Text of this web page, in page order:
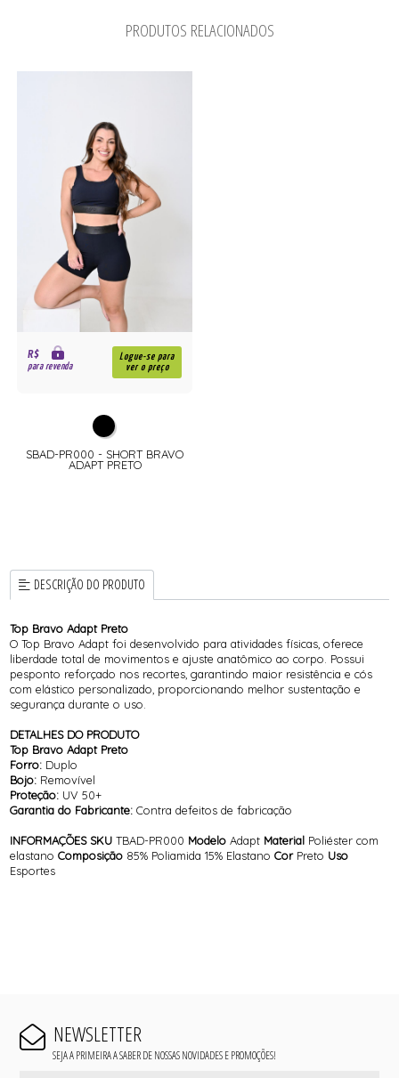
PRODUTOS RELACIONADOS
R$
para revenda
Logue-se para
ver o preço
SBAD-PR000 - SHORT BRAVO
ADAPT PRETO
DESCRIÇÃO DO PRODUTO
Top Bravo Adapt Preto
O Top Bravo Adapt foi desenvolvido para atividades físicas, oferece
liberdade total de movimentos e ajuste anatômico ao corpo. Possui
pesponto reforçado nos recortes, garantindo maior resistência e cós
com elástico personalizado, proporcionando melhor sustentação e
segurança durante o uso.
DETALHES DO PRODUTO
Top Bravo Adapt Preto
Forro: Duplo
Bojo: Removível
Proteção: UV 50+
Garantia do Fabricante:Contra defeitos de fabricação
INFORMAÇÕES SKU TBAD-PR000 Modelo Adapt Material Poliéster com
elastanoComposição 85% Poliamida 15% ElastanoCorPreto Uso
Esportes
NEWSLETTER
SEJA A PRIMEIRA A SABER DE NOSSAS NOVIDADES E PROMOÇÕES!